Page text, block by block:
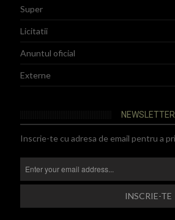
Super
Licitatii
Anuntul oficial
Externe
NEWSLETTER
Inscrie-te cu adresa de email pentru a